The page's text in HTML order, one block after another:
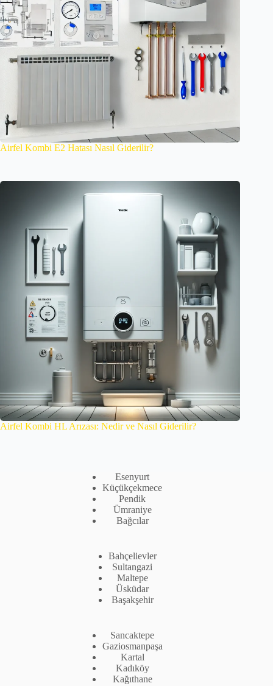
Airfel Kombi E2 Hatası Nasıl Giderilir?
Airfel Kombi HL Arızası: Nedir ve Nasıl Giderilir?
Esenyurt
Küçükçekmece
Pendik
Ümraniye
Bağcılar
Bahçelievler
Sultangazi
Maltepe
Üsküdar
Başakşehir
Sancaktepe
Gaziosmanpaşa
Kartal
Kadıköy
Kağıthane